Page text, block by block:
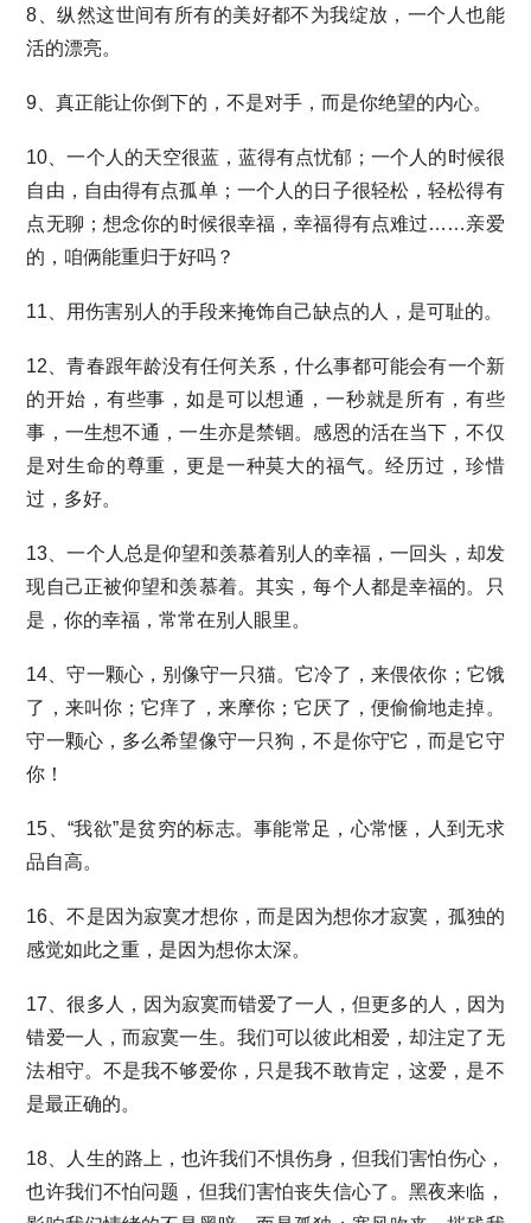
8、纵然这世间有所有的美好都不为我绽放，一个人也能
活的漂亮。
9、真正能让你倒下的，不是对手，而是你绝望的内心。
10、一个人的天空很蓝，蓝得有点忧郁；一个人的时候很
自由，自由得有点孤单；一个人的日子很轻松，轻松得有
点无聊；想念你的时候很幸福，幸福得有点难过……亲爱
的，咱俩能重归于好吗？
11、用伤害别人的手段来掩饰自己缺点的人，是可耻的。
12、青春跟年龄没有任何关系，什么事都可能会有一个新
的开始，有些事，如是可以想通，一秒就是所有，有些
事，一生想不通，一生亦是禁锢。感恩的活在当下，不仅
是对生命的尊重，更是一种莫大的福气。经历过，珍惜
过，多好。
13、一个人总是仰望和羡慕着别人的幸福，一回头，却发
现自己正被仰望和羡慕着。其实，每个人都是幸福的。只
是，你的幸福，常常在别人眼里。
14、守一颗心，别像守一只猫。它冷了，来偎依你；它饿
了，来叫你；它痒了，来摩你；它厌了，便偷偷地走掉。
守一颗心，多么希望像守一只狗，不是你守它，而是它守
你！
15、“我欲”是贫穷的标志。事能常足，心常惬，人到无求
品自高。
16、不是因为寂寞才想你，而是因为想你才寂寞，孤独的
感觉如此之重，是因为想你太深。
17、很多人，因为寂寞而错爱了一人，但更多的人，因为
错爱一人，而寂寞一生。我们可以彼此相爱，却注定了无
法相守。不是我不够爱你，只是我不敢肯定，这爱，是不
是最正确的。
18、人生的路上，也许我们不惧伤身，但我们害怕伤心，
也许我们不怕问题，但我们害怕丧失信心了。黑夜来临，